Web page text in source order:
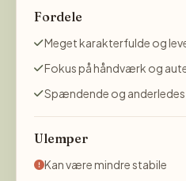
Fordele
Meget karakterfulde og
Fokus på håndværk og
Spændende og
Ulemper
Kan være mindre stabile